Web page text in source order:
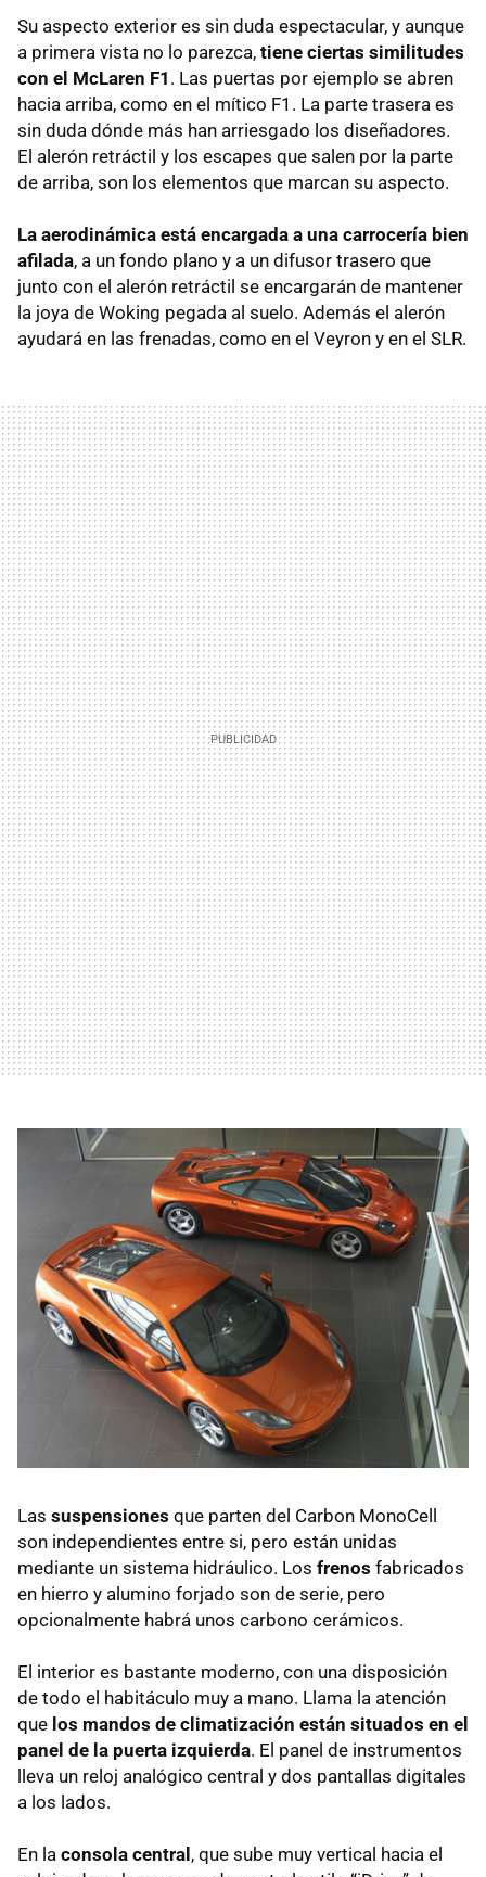
Su aspecto exterior es sin duda espectacular, y aunque
a primera vista no lo parezca, tiene ciertas similitudes
con el McLaren F1 . Las puertas por ejemplo se abren
hacia arriba, como en el mítico F1. La parte trasera es
sin duda dónde más han arriesgado los diseñadores.
El alerón retráctil y los escapes que salen por la parte
de arriba, son los elementos que marcan su aspecto.
La aerodinámica está encargada a una carrocería bien
afilada, a un fondo plano y a un difusor trasero que
junto con el alerón retráctil se encargarán de mantener
la joya de Woking pegada al suelo. Además el alerón
ayudará en las frenadas, como en el Veyron y en el SLR.
Las suspensiones que parten del Carbon MonoCell
son independientes entre si, pero están unidas
mediante un sistema hidráulico. Los frenos fabricados
en hierro y alumino forjado son de serie, pero
opcionalmente habrá unos carbono cerámicos.
El interior es bastante moderno, con una disposición
de todo el habitáculo muy a mano. Llama la atención
que los mandos de climatización están situados en el
panel de la puerta izquierda. El panel de instrumentos
lleva un reloj analógico central y dos pantallas digitales
a los lados.
En la consola central, que sube muy vertical hacia el